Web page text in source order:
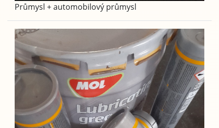
Průmysl + automobilový průmysl